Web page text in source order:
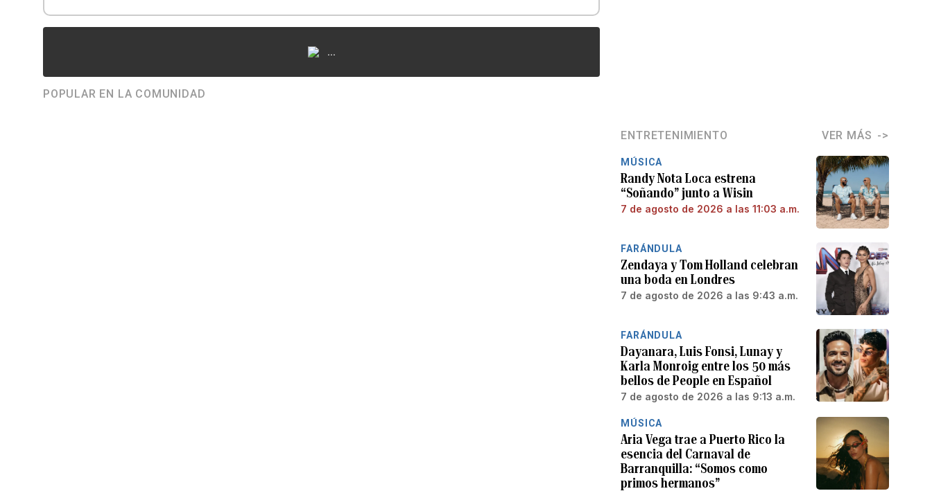
...
POPULAR EN LA COMUNIDAD
ENTRETENIMIENTO VER MÁS
MÚSICA
Randy Nota Loca estrena
“Soñando” junto a Wisin
7 de agosto de 2026 a las 11:03 a.m.
FARÁNDULA
Zendaya y Tom Holland celebran
una boda en Londres
7 de agosto de 2026 a las 9:43 a.m.
FARÁNDULA
Dayanara, Luis Fonsi, Lunay y
Karla Monroig entre los 50 más
bellos de People en Español
7 de agosto de 2026 a las 9:13 a.m.
MÚSICA
Aria Vega trae a Puerto Rico la
esencia del Carnaval de
Barranquilla: “Somos como
primos hermanos”